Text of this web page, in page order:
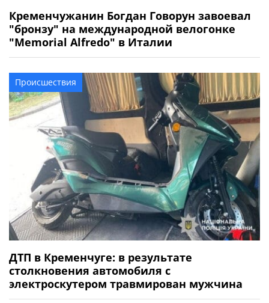
Кременчужанин Богдан Говорун завоевал
"бронзу" на международной велогонке
"Memorial Alfredo" в Италии
Происшествия
ДТП в Кременчуге: в результате
столкновения автомобиля с
электроскутером травмирован мужчина